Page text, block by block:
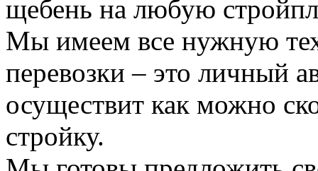
щебень на любую
Мы имеем все нужную
перевозки – это личный
осуществит как можно
стройку.